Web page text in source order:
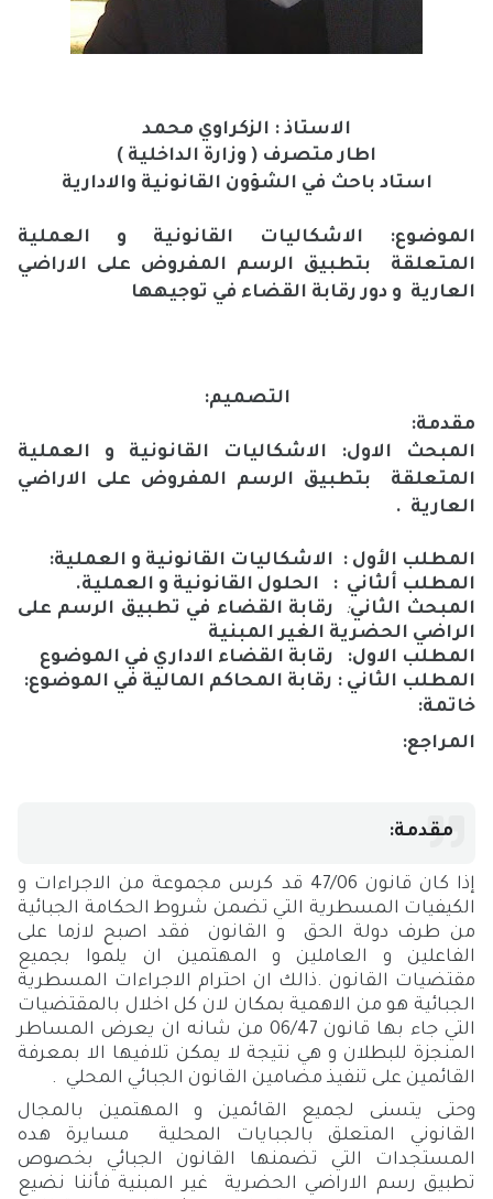
الاستاذ : الزكراوي محمد
اطار متصرف ( وزارة الداخلية )
استاد باحث في الشؤون القانونية والادارية
الموضوع:
الاشكاليات القانونية و العملية
المتعلقة بتطبيق الرسم المفروض على الاراضي
العارية و دور رقابة القضاء في توجيهها
التصميم:
مقدمة:
المبحث الاول:
الاشكاليات القانونية و العملية
المتعلقة بتطبيق الرسم المفروض على الاراضي
العارية .
المطلب الأول : الاشكاليات القانونية و العملية:
المطلب ألثاني :
الحلول القانونية و العملية.
المبحث الثاني:
رقابة القضاء في تطبيق الرسم على
الراضي الحضرية الغير المبنية
المطلب الاول: رقابة القضاء الاداري في الموضوع
المطلب الثاني : رقابة المحاكم المالية في الموضوع:
خاتمة:
المراجع:
مقدمة:
إذا كان قانون 47/06 قد كرس مجموعة من الاجراءات و
الكيفيات المسطرية التي تضمن شروط الحكامة الجبائية
من طرف دولة الحق و القانون فقد اصبح لازما على
الفاعلين و العاملين و المهتمين ان يلموا بجميع
مقتضيات القانون .ذالك ان احترام الاجراءات المسطرية
الجبائية هو من الاهمية بمكان لان كل اخلال بالمقتضيات
التي جاء بها قانون 06/47 من شانه ان يعرض المساطر
المنجزة للبطلان و هي نتيجة لا يمكن تلافيها الا بمعرفة
القائمين على تنفيذ مضامين القانون الجبائي المحلي .
وحتى يتسنى لجميع القائمين و المهتمين بالمجال
القانوني المتعلق بالجبايات المحلية مسايرة هده
المستجدات التي تضمنها القانون الجبائي بخصوص
تطبيق رسم الاراضي الحضرية غير المبنية فأننا نضيع